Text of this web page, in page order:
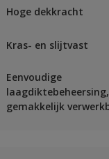
Hoge dekkracht
Kras- en slijtvast
Eenvoudige
laagdiktebeheersing,
gemakkelijk